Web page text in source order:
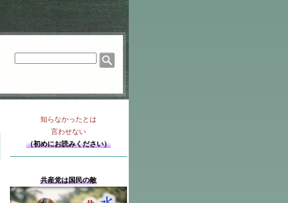
知らなかったとは
言わせない
（初めにお読みください）
共産党は国民の敵